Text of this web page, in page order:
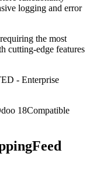
logging and error
the most
cutting-edge features
- Enterprise
18Compatible